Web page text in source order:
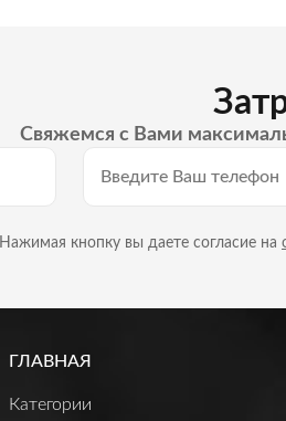
Свяжемся с Вами
Нажимая кнопку вы даете согласие на
ГЛАВНАЯ
Категории